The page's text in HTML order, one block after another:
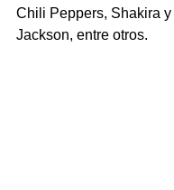
Chili Peppers, Shakira y
Jackson, entre otros.